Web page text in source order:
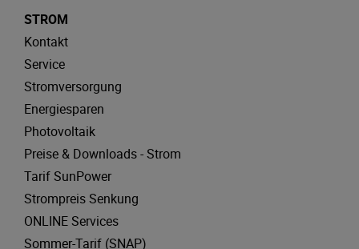
STROM
Kontakt
Service
Stromversorgung
Energiesparen
Photovoltaik
Preise & Downloads - Strom
Tarif SunPower
Strompreis Senkung
ONLINE Services
Sommer-Tarif (SNAP)